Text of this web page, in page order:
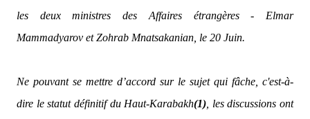
les deux ministres des Affaires étrangères - Elmar
Mammadyarov et Zohrab Mnatsakanian, le 20 Juin.
Ne pouvant se mettre d’accord sur le sujet qui fâche, c'est-à-
dire le statut définitif du Haut-Karabakh(1) , les discussions ont